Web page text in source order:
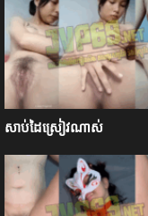
សាប់ដៃស្រៀវណាស់